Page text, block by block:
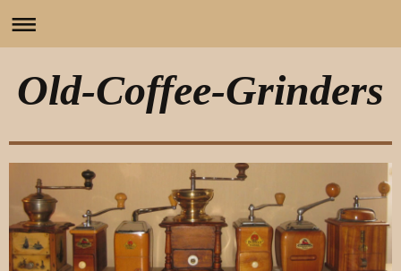
Old-Coffee-Grinders